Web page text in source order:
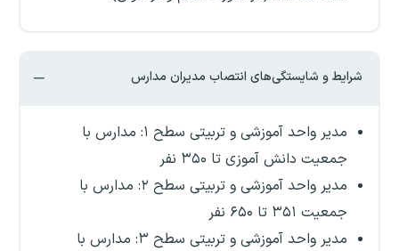
شرایط و شایستگی‌های انتصاب مدیران مدارس
مدیر واحد آموزشی و تربیتی سطح ۱: مدارس با
جمعیت دانش آموزی تا ۳۵۰ نفر
مدیر واحد آموزشی و تربیتی سطح ۲: مدارس با
جمعیت ۳۵۱ تا ۶۵۰ نفر
مدیر واحد آموزشی و تربیتی سطح ۳: مدارس با